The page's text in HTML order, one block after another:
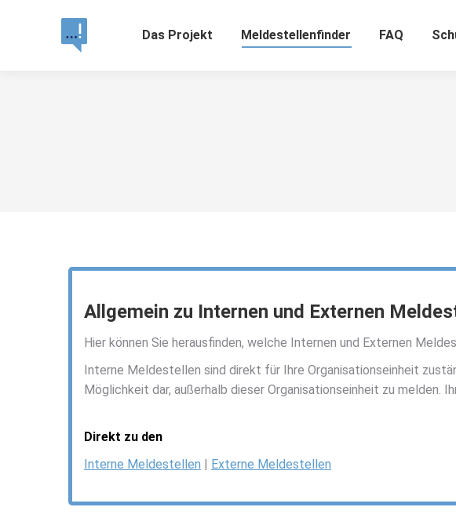
Das Projekt Meldestellenfinder FAQ
Allgemein zu Internen und Externen
Hier können Sie herausfinden, welche Internen und Externen
Interne Meldestellen sind direkt für Ihre Organisationseinheit
Möglichkeit dar, außerhalb dieser Organisationseinheit zu melden.
Direkt zu den
Interne Meldestellen | Externe Meldestellen